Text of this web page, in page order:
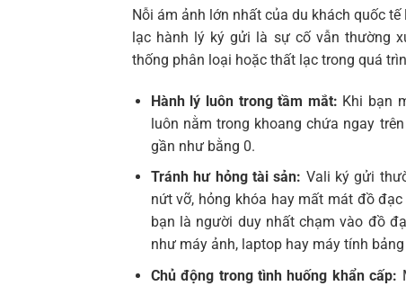
Nỗi ám ảnh lớn nhất của du khách quốc
lạc hành lý ký gửi là sự cố vẫn thường
thống phân loại hoặc thất lạc trong quá
Hành lý luôn trong tầm mắt: Khi bạn
luôn nằm trong khoang chứa ngay
gần như bằng 0.
Tránh hư hỏng tài sản: Vali ký gửi
nứt vỡ, hỏng khóa hay mất mát đồ
bạn là người duy nhất chạm vào đồ
như máy ảnh, laptop hay máy tính
Chủ động trong tình huống khẩn cấp: